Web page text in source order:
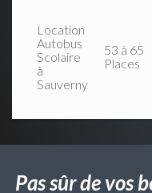
Location
Autobus
Scolaire
à
Sauverny
53 à 65
Places
Pas sûr de vos